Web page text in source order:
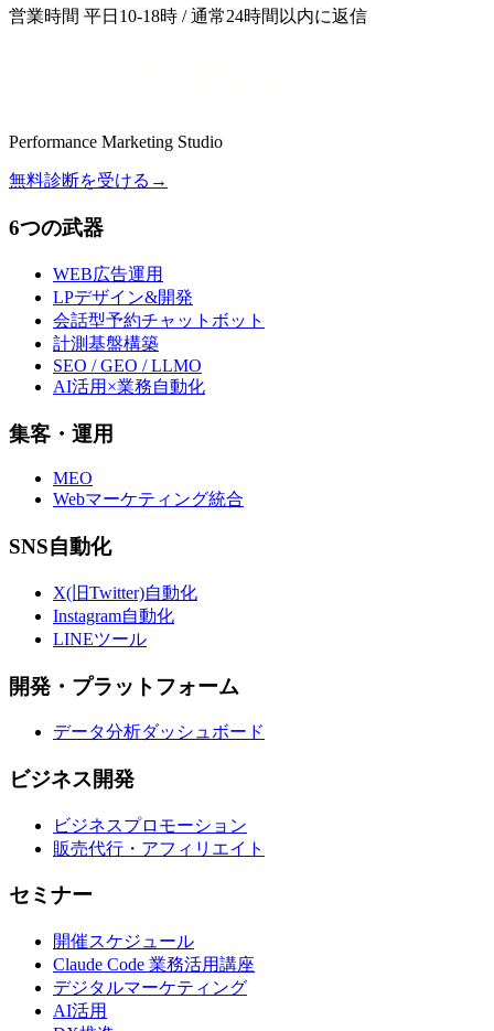
営業時間 平日10-18時 / 通常24時間以内に返信
Performance Marketing Studio
無料診断を受ける →
6つの武器
WEB広告運用
LPデザイン&開発
会話型予約チャットボット
計測基盤構築
SEO / GEO / LLMO
AI活用×業務自動化
集客・運用
MEO
Webマーケティング統合
SNS自動化
X(旧Twitter)自動化
Instagram自動化
LINEツール
開発・プラットフォーム
データ分析ダッシュボード
ビジネス開発
ビジネスプロモーション
販売代行・アフィリエイト
セミナー
開催スケジュール
Claude Code 業務活用講座
デジタルマーケティング
AI活用